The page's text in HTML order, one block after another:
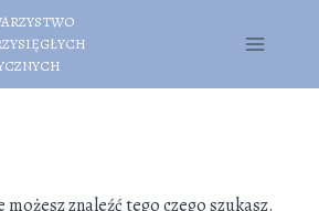
możesz znaleźć tego czego szukasz.